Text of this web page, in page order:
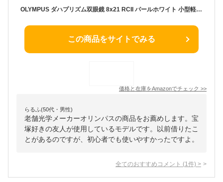
OLYMPUS ダハプリズム双眼鏡 8x21 RCII パールホワイト 小型軽量モデル
この商品をサイトでみる
価格と在庫をAmazonでチェック >>
らるふ(50代・男性)
老舗光学メーカーオリンパスの商品をお薦めします。宝
塚好きの友人が使用しているモデルです。以前借りたこ
とがあるのですが、初心者でも使いやすかったですよ。
全てのおすすめコメント (1 件) >